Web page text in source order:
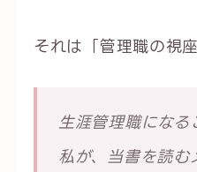
それは「管理職の視
生涯管理職になる
私が、当書を読む